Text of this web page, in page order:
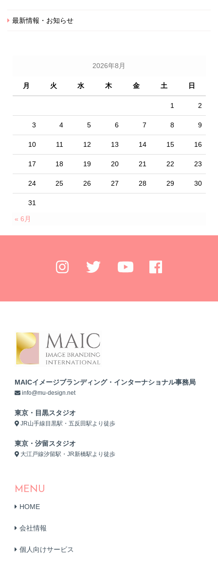
最新情報・お知らせ
2026年8月
月 火 水 木 金 土 日
1 2
3 4 5 6 7 8 9
10 11 12 13 14 15 16
17 18 19 20 21 22 23
24 25 26 27 28 29 30
31
« 6月
MAICイメージブランディング・インターナショナル事務局
info@mu-design.net
東京・目黒スタジオ
JR山手線目黒駅・五反田駅より徒歩
東京・汐留スタジオ
大江戸線汐留駅・JR新橋駅より徒歩
MENU
HOME
会社情報
個人向けサービス